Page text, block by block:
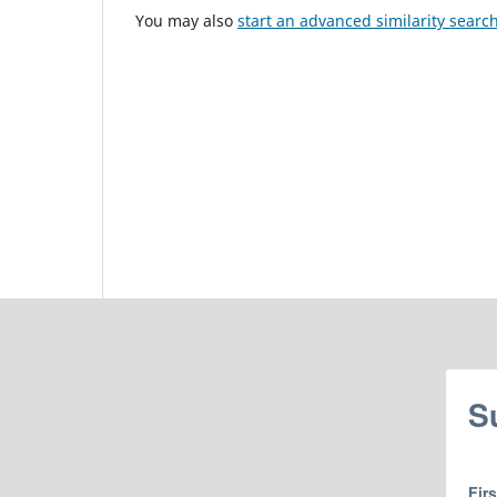
You may also start an advanced similarity